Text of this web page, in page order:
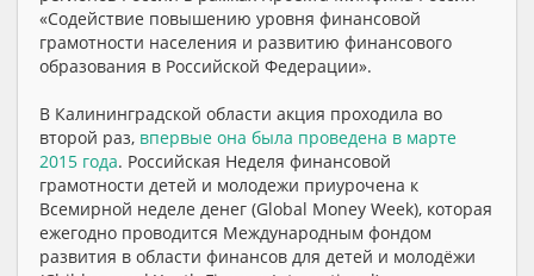
«Содействие повышению уровня финансовой
грамотности населения и развитию финансового
образования в Российской Федерации».
В Калининградской области акция проходила во
второй раз, впервые она была проведена в марте
2015 года. Российская Неделя финансовой
грамотности детей и молодежи приурочена к
Всемирной неделе денег (Global Money Week), которая
ежегодно проводится Международным фондом
развития в области финансов для детей и молодёжи